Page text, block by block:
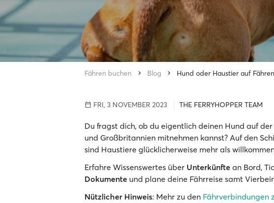
Fähren buchen Blog Hund oder Haustier auf
FRI, 3 NOVEMBER 2023 THE FERRYHOPPER TEAM
Du fragst dich, ob du eigentlich deinen Hund auf
und Großbritannien mitnehmen kannst? Auf den
sind Haustiere glücklicherweise mehr als
Erfahre Wissenswertes über Unterkünfte an Bord,
Dokumente und plane deine Fährreise samt
Nützlicher Hinweis: Mehr zu den Fährverbindungen